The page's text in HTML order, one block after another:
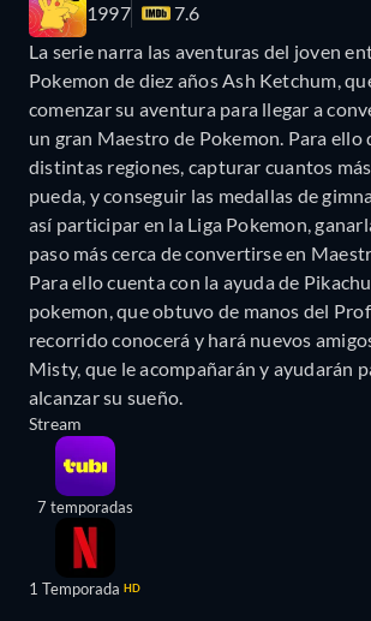
1997
7.6
La serie narra las aventuras del joven
Pokemon de diez años Ash Ketchum,
comenzar su aventura para llegar a
un gran Maestro de Pokemon. Para ello
distintas regiones, capturar cuantos
pueda, y conseguir las medallas de
así participar en la Liga Pokemon,
paso más cerca de convertirse en
Para ello cuenta con la ayuda de
pokemon, que obtuvo de manos del
recorrido conocerá y hará nuevos
Misty, que le acompañarán y ayudarán
alcanzar su sueño.
Stream
7 temporadas
1 Temporada HD